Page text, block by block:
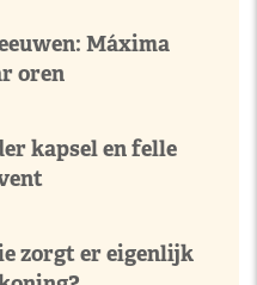
Máxima
oren
kapsel en felle
zorgt er eigenlijk